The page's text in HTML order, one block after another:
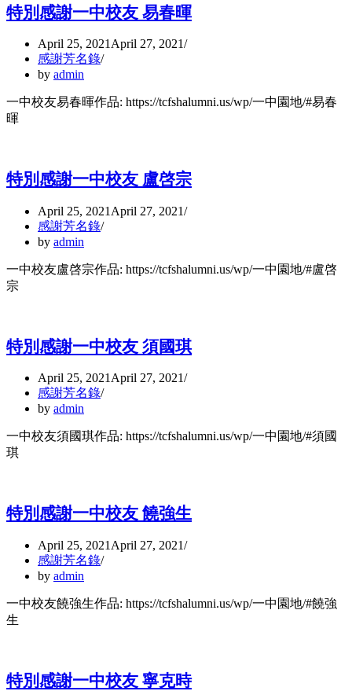
特別感謝一中校友 易春暉
April 25, 2021 April 27, 2021
感謝芳名錄
by admin
一中校友易春暉作品: https://tcfshalumni.us/wp/一中園地/#易春
暉
特別感謝一中校友 盧啓宗
April 25, 2021 April 27, 2021
感謝芳名錄
by admin
一中校友盧啓宗作品: https://tcfshalumni.us/wp/一中園地/#盧啓
宗
特別感謝一中校友 須國琪
April 25, 2021 April 27, 2021
感謝芳名錄
by admin
一中校友須國琪作品: https://tcfshalumni.us/wp/一中園地/#須國
琪
特別感謝一中校友 饒強生
April 25, 2021 April 27, 2021
感謝芳名錄
by admin
一中校友饒強生作品: https://tcfshalumni.us/wp/一中園地/#饒強
生
特別感謝一中校友 寧克時